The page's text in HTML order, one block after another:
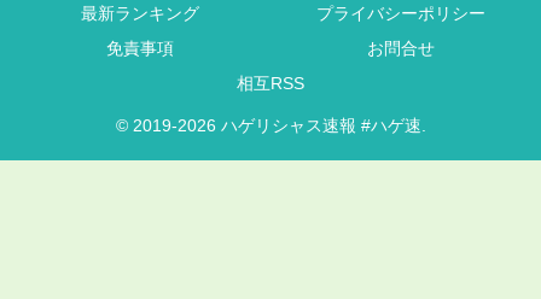
最新ランキング
プライバシーポリシー
免責事項
お問合せ
相互RSS
© 2019-2026 ハゲリシャス速報 #ハゲ速.